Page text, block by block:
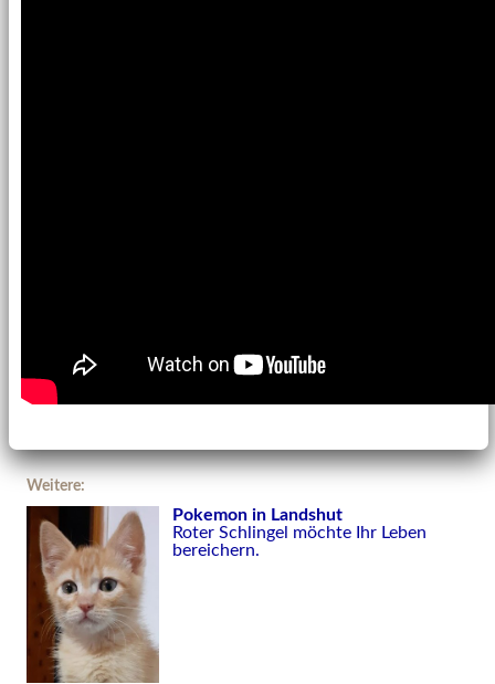
Weitere:
Pokemon in Landshut
Roter Schlingel möchte Ihr Leben
bereichern.